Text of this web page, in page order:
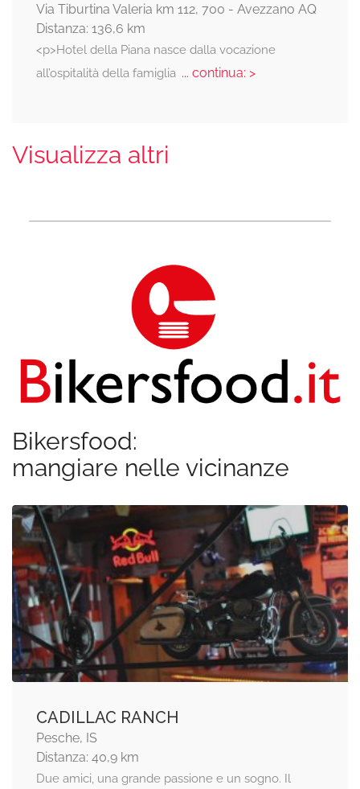
Via Tiburtina Valeria km 112, 700 - Avezzano AQ
Distanza: 136,6 km
<p>Hotel della Piana nasce dalla vocazione
all’ospitalità della famiglia... continua: >
Visualizza altri
Bikersfood:
mangiare nelle vicinanze
CADILLAC RANCH
Pesche, IS
Distanza: 40,9 km
Due amici, una grande passione e un sogno. Il